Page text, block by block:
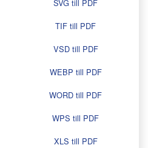
SVG till PDF
TIF till PDF
VSD till PDF
WEBP till PDF
WORD till PDF
WPS till PDF
XLS till PDF